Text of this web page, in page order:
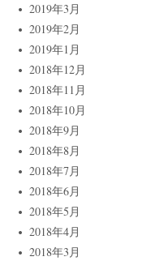
2019年3月
2019年2月
2019年1月
2018年12月
2018年11月
2018年10月
2018年9月
2018年8月
2018年7月
2018年6月
2018年5月
2018年4月
2018年3月